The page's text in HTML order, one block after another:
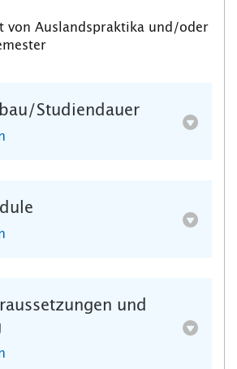
von Auslandspraktika und/oder
Studiendauer
und